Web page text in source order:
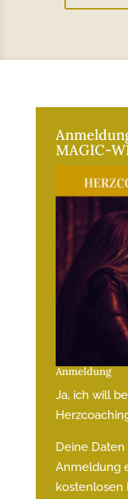
MAGIC-
Anmeldung
Ja, ich will
Deine Daten
Anmeldung
kostenlosen